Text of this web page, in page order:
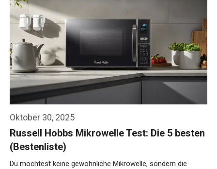
Oktober 30, 2025
Russell Hobbs Mikrowelle Test: Die 5 besten
(Bestenliste)
Du möchtest keine gewöhnliche Mikrowelle, sondern die